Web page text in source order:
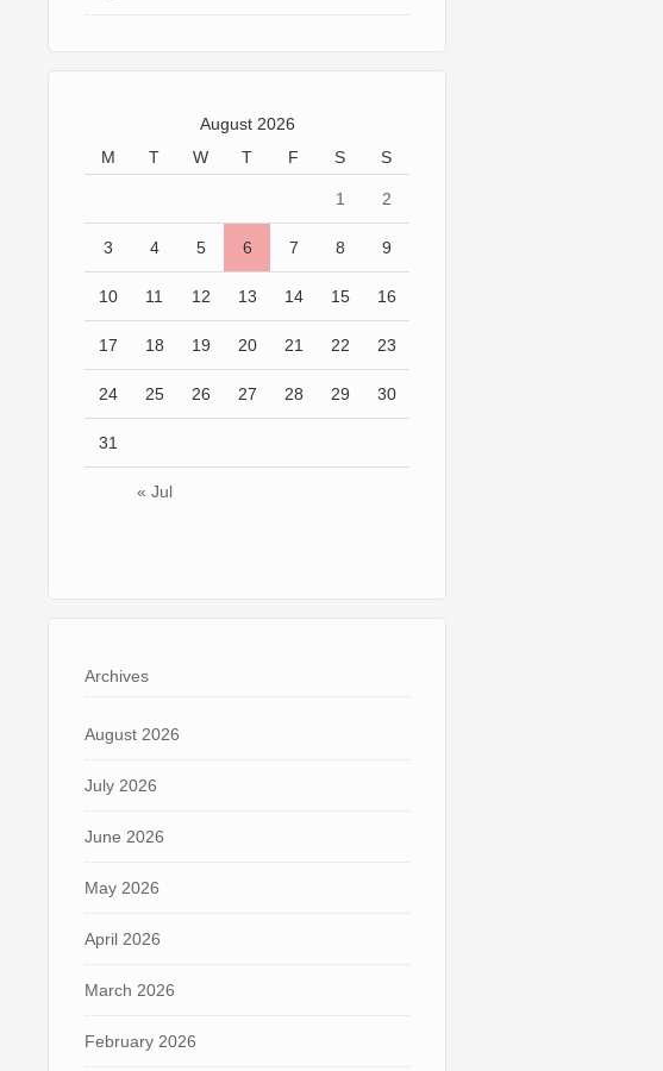
August 2026
M
T W T F S S
« Jul
1 2
3 4 5 6 7 8 9
10 11 12 13 14 15 16
17 18 19 20 21 22 23
24 25 26 27 28 29 30
31
Archives
August 2026
July 2026
June 2026
May 2026
April 2026
March 2026
February 2026